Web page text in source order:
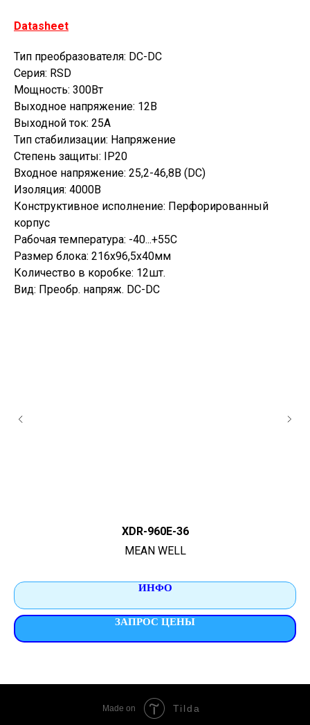
Datasheet
Тип преобразователя: DC-DC
Серия: RSD
Мощность: 300Вт
Выходное напряжение: 12В
Выходной ток: 25А
Тип стабилизации: Напряжение
Степень защиты: IP20
Входное напряжение: 25,2-46,8В (DC)
Изоляция: 4000В
Конструктивное исполнение: Перфорированный
корпус
Рабочая температура: -40...+55С
Размер блока: 216х96,5х40мм
Количество в коробке: 12шт.
Вид: Преобр. напряж. DC-DC
XDR-960E-36
MEAN WELL
ИНФО
ЗАПРОС ЦЕНЫ
Made on Tilda